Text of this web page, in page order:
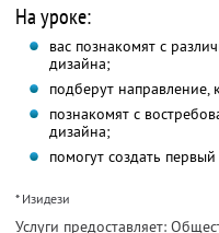
На уроке:
вас познакомят с
дизайна;
подберут направление,
познакомят с
дизайна;
помогут создать
* Изидези
Услуги предоставляет: